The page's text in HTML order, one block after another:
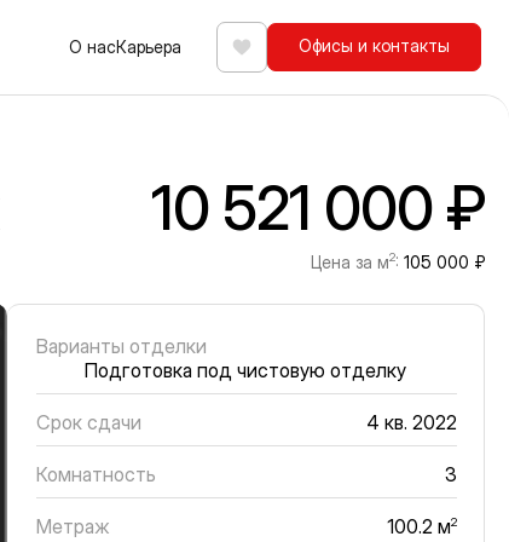
О насКарьера Избранное
Офисы и контакты
10 521 000 ₽
Цена за м2: 105 000 ₽
Варианты отделки
Подготовка под чистовую отделку
Срок сдачи 4 кв. 2022
Комнатность 3
Метраж 100.2 м2